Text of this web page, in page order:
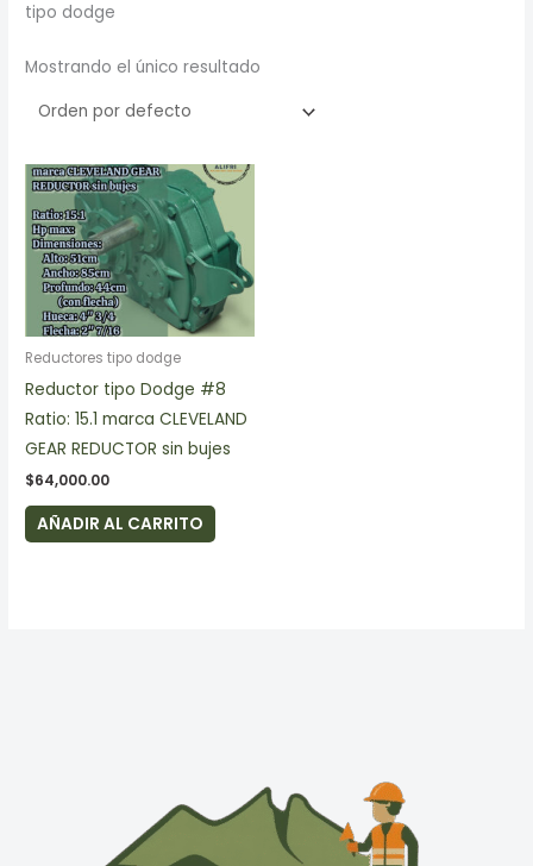
tipo dodge
Mostrando el único resultado
Reductores tipo dodge
Reductor tipo Dodge #8
Ratio: 15.1 marca CLEVELAND
GEAR REDUCTOR sin bujes
$64,000.00
AÑADIR AL CARRITO